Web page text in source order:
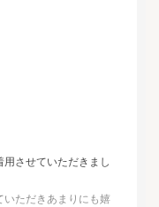
させていただきまし
いただきあまりにも嬉